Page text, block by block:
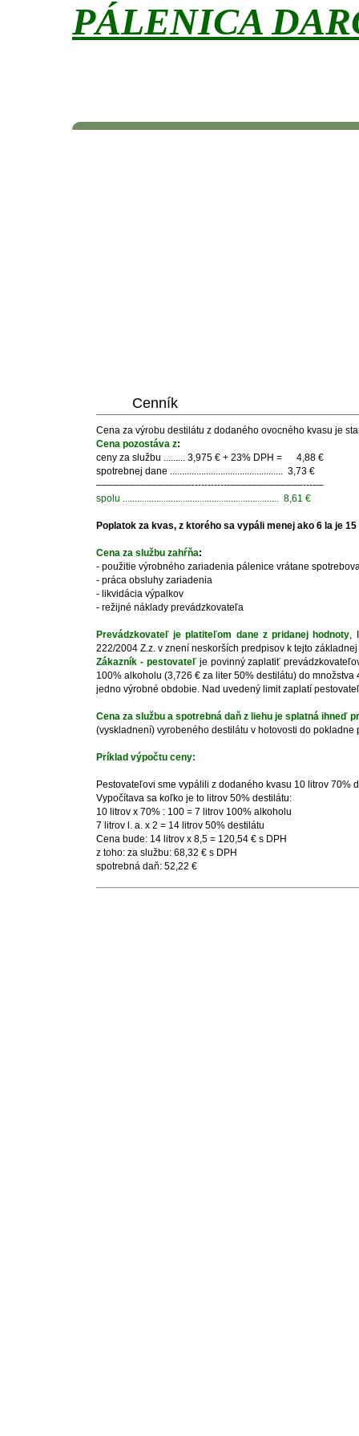
PÁLENICA
Cenník
Cena za výrobu destilátu z dodaného ovocného kvasu je
Cena pozostáva z:
ceny za službu ......... 3,975 € + 23% DPH = 4,88 €
spotrebnej dane ............................................... 3,73 €
–––––––––––––––––------------–––––––––––––---––
spolu ................................................................. 8,61 €
Poplatok za kvas, z ktorého sa vypáli menej ako 6 la je 15
Cena za službu zahŕňa:
- použitie výrobného zariadenia pálenice vrátane
- práca obsluhy zariadenia
- likvidácia výpalkov
- režijné náklady prevádzkovateľa
Prevádzkovateľ je platiteľom dane z pridanej hodnoty,
222/2004 Z.z. v znení neskorších predpisov k tejto
Zákazník - pestovateľje povinný zaplatiť
100% alkoholu (3,726 € za liter 50% destilátu) do
jedno výrobné obdobie. Nad uvedený limit zaplatí
Cena za službu a spotrebná daň z liehu je splatná ihneď
(vyskladnení) vyrobeného destilátu v hotovosti do pokladne
Príklad výpočtu ceny:
Pestovateľovi sme vypálili z dodaného kvasu 10 litrov 70%
Vypočítava sa koľko je to litrov 50% destilátu:
10 litrov x 70% : 100 = 7 litrov 100% alkoholu
7 litrov l. a. x 2 = 14 litrov 50% destilátu
Cena bude: 14 litrov x 8,5 = 120,54 € s DPH
z toho: za službu: 68,32 € s DPH
spotrebná daň: 52,22 €